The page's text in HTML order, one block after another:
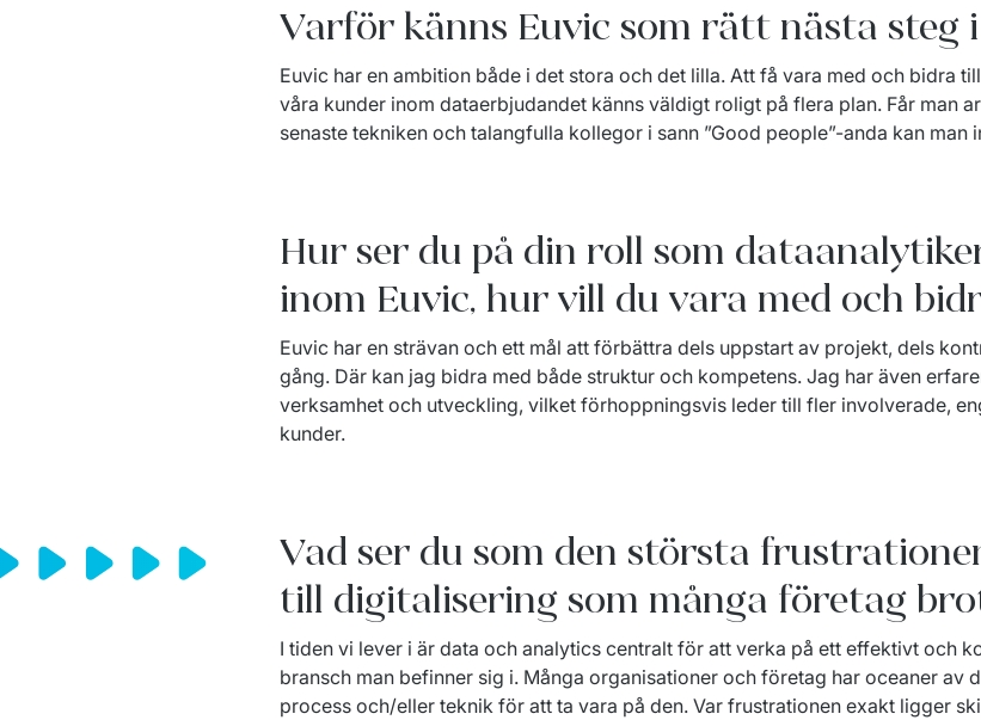
Varför känns Euvic som rätt nästa steg
Euvic har en ambition både i det stora och det lilla. Att få vara med och bidra
våra kunder inom dataerbjudandet känns väldigt roligt på flera plan. Får man
senaste tekniken och talangfulla kollegor i sann ”Good people”-anda kan man
Hur ser du på din roll som
inom Euvic, hur vill du vara med och
Euvic har en strävan och ett mål att förbättra dels uppstart av projekt, dels
gång. Där kan jag bidra med både struktur och kompetens. Jag har även
verksamhet och utveckling, vilket förhoppningsvis leder till fler involverade,
kunder.
Vad ser du som den största
till digitalisering som många företag
I tiden vi lever i är data och analytics centralt för att verka på ett effektivt och
bransch man befinner sig i. Många organisationer och företag har oceaner av
process och/eller teknik för att ta vara på den. Var frustrationen exakt ligger